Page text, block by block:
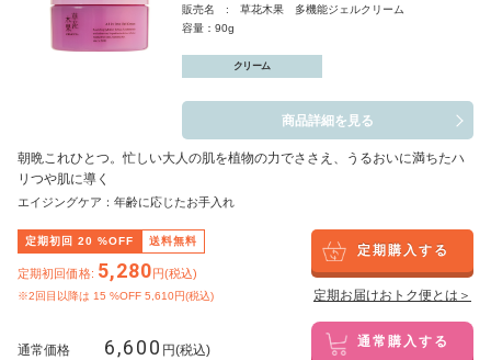
販売名 : 草花木果 多機能ジェルクリーム
容量：90g
クリーム
商品詳細を見る
朝晩これひとつ。忙しい大人の肌を植物の力でささえ、うるおいに満ちたハ
リつや肌に導く
エイジングケア：年齢に応じたお手入れ
定期初回 20 %OFF 送料無料
定期初回価格: 5,280円(税込)
※2回目以降は 15 %OFF 5,610円(税込)
定期購入する
定期お届けおトク便とは＞
通常価格 6,600 円(税込) 通常購入する